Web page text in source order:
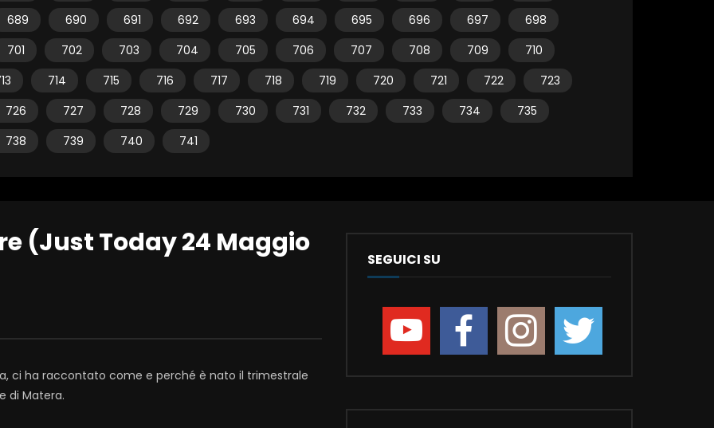
689
690 691 692 693 694 695 696 697
698
701
702 703 704 705 706 707 708 709
710
714 715 716 717 718 719 720 721 722
723
726
727 728 729 730 731 732 733 734
735
738
739 740 741
(Just Today 24 Maggio
ci ha raccontato come e perché è nato il trimestrale
di Matera.
SEGUICI SU